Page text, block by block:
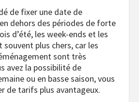
de fixer une date de
dehors des périodes de forte
d’été, les week-ends et les
plus chers, car les
sont très
avez la possibilité de
ou en basse saison, vous
de tarifs plus avantageux.